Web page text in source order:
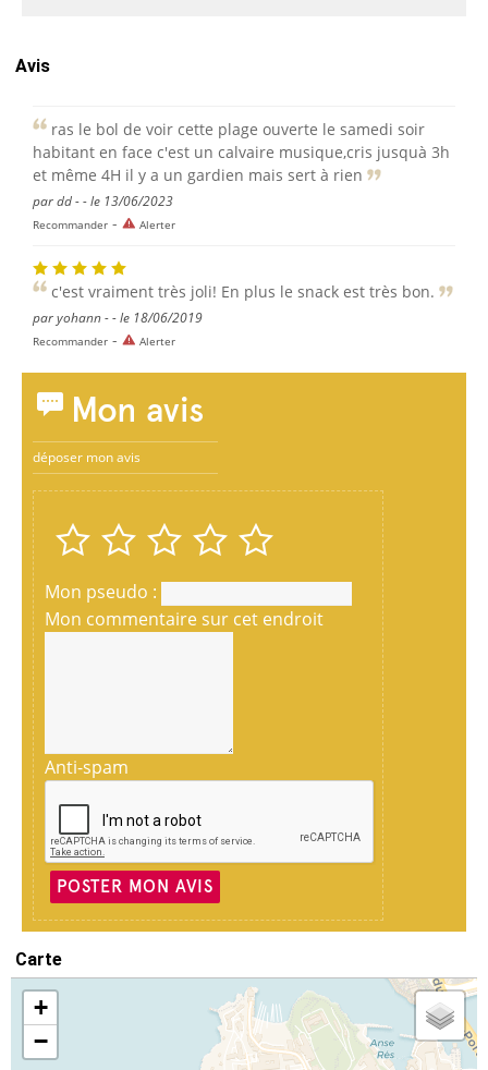
Avis
ras le bol de voir cette plage ouverte le samedi soir
habitant en face c'est un calvaire musique,cris jusquà 3h
et même 4H il y a un gardien mais sert à rien
par dd - - le 13/06/2023
Recommander - Alerter
c'est vraiment très joli! En plus le snack est très bon.
par yohann - - le 18/06/2019
Recommander - Alerter
Mon avis
déposer mon avis
Mon pseudo :
Mon commentaire sur cet endroit
Anti-spam
POSTER MON AVIS
Carte
+
−